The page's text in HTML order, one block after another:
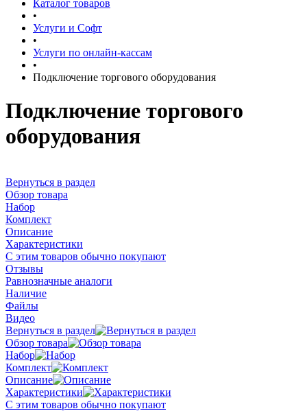
Каталог товаров
•
Услуги и Софт
•
Услуги по онлайн-кассам
•
Подключение торгового оборудования
Подключение торгового
оборудования
Вернуться в раздел
Обзор товара
Набор
Комплект
Описание
Характеристики
С этим товаров обычно покупают
Отзывы
Равнозначные аналоги
Наличие
Файлы
Видео
Вернуться в раздел
Обзор товара
Набор
Комплект
Описание
Характеристики
С этим товаров обычно покупают